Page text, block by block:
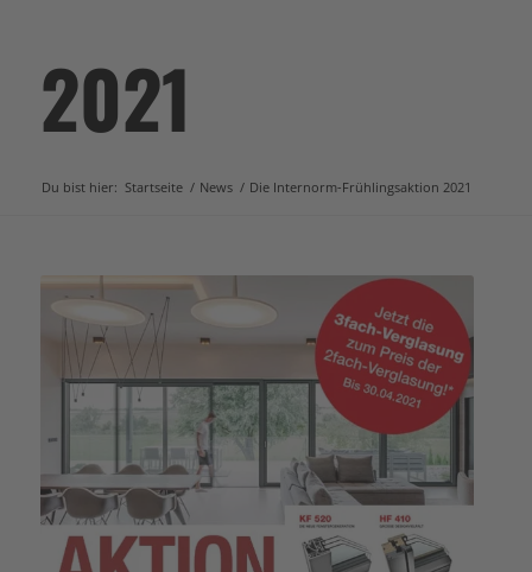
2021
Du bist hier: Startseite / News / Die Internorm-Frühlingsaktion 2021